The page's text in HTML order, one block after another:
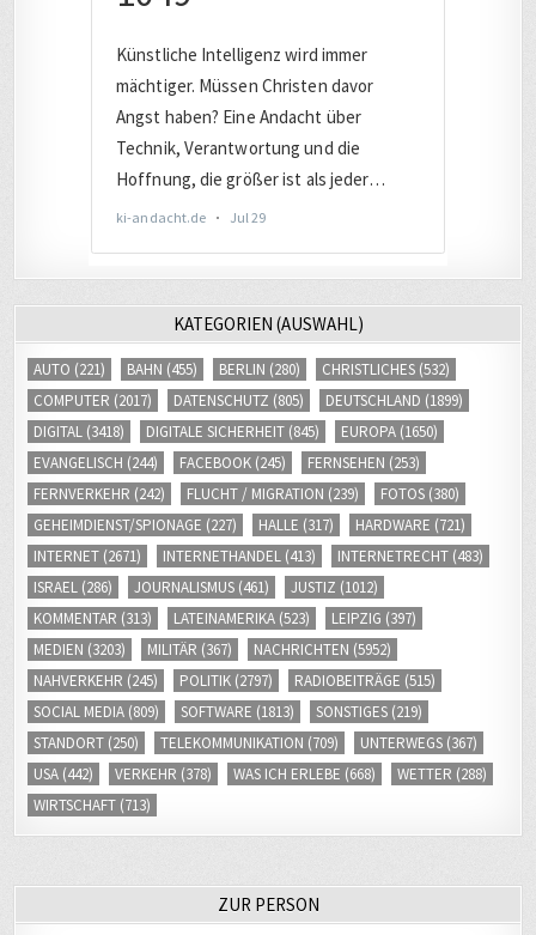
KATEGORIEN (AUSWAHL)
AUTO (221) BAHN (455) BERLIN (280) CHRISTLICHES (532)
COMPUTER (2017) DATENSCHUTZ (805) DEUTSCHLAND (1899)
DIGITAL (3418) DIGITALE SICHERHEIT (845) EUROPA (1650)
EVANGELISCH (244) FACEBOOK (245) FERNSEHEN (253)
FERNVERKEHR (242) FLUCHT / MIGRATION (239) FOTOS (380)
GEHEIMDIENST/SPIONAGE (227) HALLE (317) HARDWARE (721)
INTERNET (2671) INTERNETHANDEL (413) INTERNETRECHT (483)
ISRAEL (286) JOURNALISMUS (461) JUSTIZ (1012)
KOMMENTAR (313) LATEINAMERIKA (523) LEIPZIG (397)
MEDIEN (3203) MILITÄR (367) NACHRICHTEN (5952)
NAHVERKEHR (245) POLITIK (2797) RADIOBEITRÄGE (515)
SOCIAL MEDIA (809) SOFTWARE (1813) SONSTIGES (219)
STANDORT (250) TELEKOMMUNIKATION (709) UNTERWEGS (367)
USA (442) VERKEHR (378) WAS ICH ERLEBE (668) WETTER (288)
WIRTSCHAFT (713)
ZUR PERSON